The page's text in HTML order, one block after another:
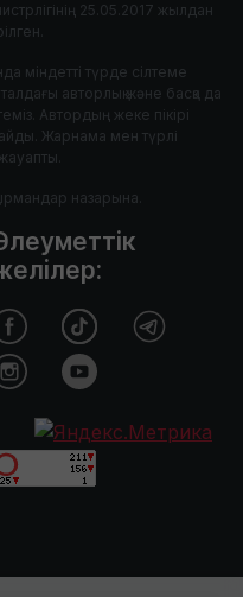
25.05.2017 жылдан
міндетті түрде сілтеме
авторлық және басқа да
Автордың жеке пікірі
Жарнама мен түрлі
назарына.